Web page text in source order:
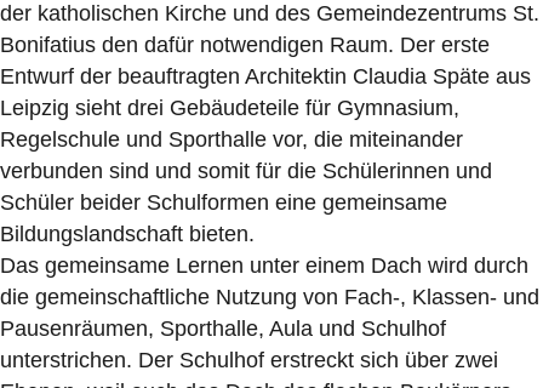
der katholischen Kirche und des Gemeindezentrums St.
Bonifatius den dafür notwendigen Raum. Der erste
Entwurf der beauftragten Architektin Claudia Späte aus
Leipzig sieht drei Gebäudeteile für Gymnasium,
Regelschule und Sporthalle vor, die miteinander
verbunden sind und somit für die Schülerinnen und
Schüler beider Schulformen eine gemeinsame
Bildungslandschaft bieten.
Das gemeinsame Lernen unter einem Dach wird durch
die gemeinschaftliche Nutzung von Fach-, Klassen- und
Pausenräumen, Sporthalle, Aula und Schulhof
unterstrichen. Der Schulhof erstreckt sich über zwei